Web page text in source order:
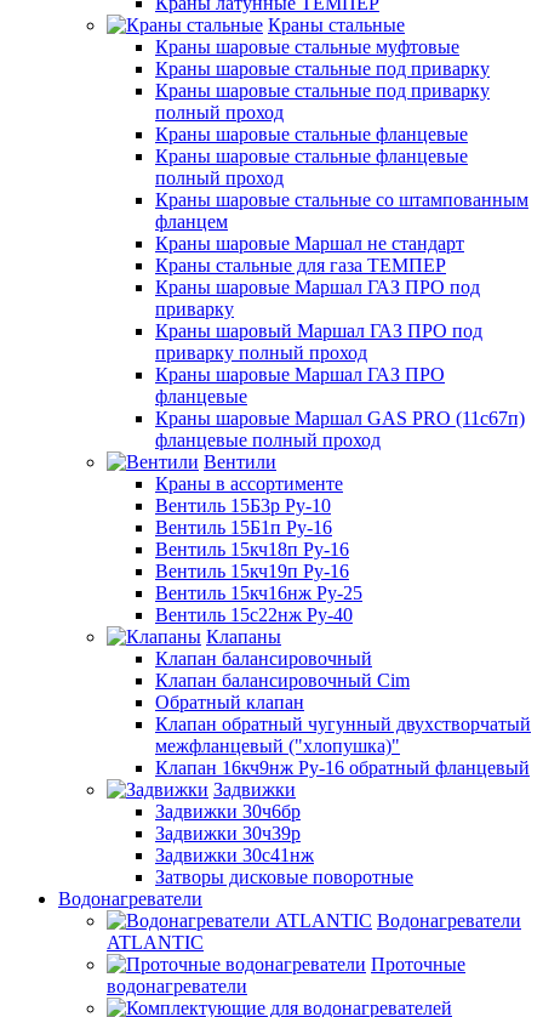
Краны стальные
Краны шаровые стальные муфтовые
Краны шаровые стальные под приварку
Краны шаровые стальные под приварку
полный проход
Краны шаровые стальные фланцевые
Краны шаровые стальные фланцевые
полный проход
Краны шаровые стальные со штампованным
фланцем
Краны шаровые Маршал не стандарт
Краны стальные для газа ТЕМПЕР
Краны шаровые Маршал ГАЗ ПРО под
приварку
Краны шаровый Маршал ГАЗ ПРО под
приварку полный проход
Краны шаровые Маршал ГАЗ ПРО
фланцевые
Краны шаровые Маршал GAS PRO (11с67п)
фланцевые полный проход
Вентили
Краны в ассортименте
Вентиль 15Б3р Ру-10
Вентиль 15Б1п Ру-16
Вентиль 15кч18п Ру-16
Вентиль 15кч19п Ру-16
Вентиль 15кч16нж Ру-25
Вентиль 15с22нж Ру-40
Клапаны
Клапан балансировочный
Клапан балансировочный Cim
Обратный клапан
Клапан обратный чугунный двухстворчатый
межфланцевый ("хлопушка)"
Клапан 16кч9нж Ру-16 обратный фланцевый
Задвижки
Задвижки 30ч6бр
Задвижки 30ч39р
Задвижки 30с41нж
Затворы дисковые поворотные
Водонагреватели
Водонагреватели
ATLANTIC
Проточные
водонагреватели